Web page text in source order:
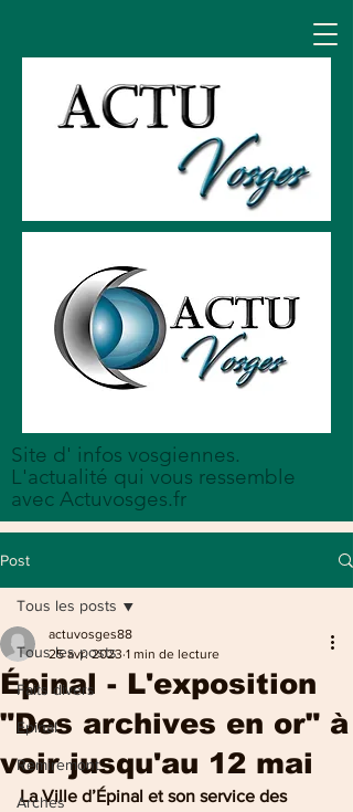
Site d' infos vosgiennes.
L'actualité qui vous ressemble
avec Actuvosges.fr
Post
Tous les posts
Faits divers
Epinal
Remiremont
Arches
Tous les posts
Épinal - L'exposition
"Des archives en or" à
voir jusqu'au 12 mai
actuvosges88
25 avr. 2023 1 min de lecture
La Ville d’Épinal et son service des